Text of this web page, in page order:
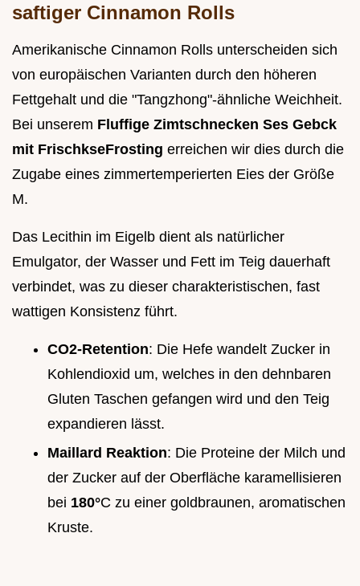
saftiger Cinnamon Rolls
Amerikanische Cinnamon Rolls unterscheiden sich
von europäischen Varianten durch den höheren
Fettgehalt und die "Tangzhong"-ähnliche Weichheit.
Bei unserem Fluffige Zimtschnecken Ses Gebck
mit FrischkseFrosting erreichen wir dies durch die
Zugabe eines zimmertemperierten Eies der Größe
M.
Das Lecithin im Eigelb dient als natürlicher
Emulgator, der Wasser und Fett im Teig dauerhaft
verbindet, was zu dieser charakteristischen, fast
wattigen Konsistenz führt.
CO2-Retention: Die Hefe wandelt Zucker in
Kohlendioxid um, welches in den dehnbaren
Gluten Taschen gefangen wird und den Teig
expandieren lässt.
Maillard Reaktion: Die Proteine der Milch und
der Zucker auf der Oberfläche karamellisieren
bei 180°C zu einer goldbraunen, aromatischen
Kruste.